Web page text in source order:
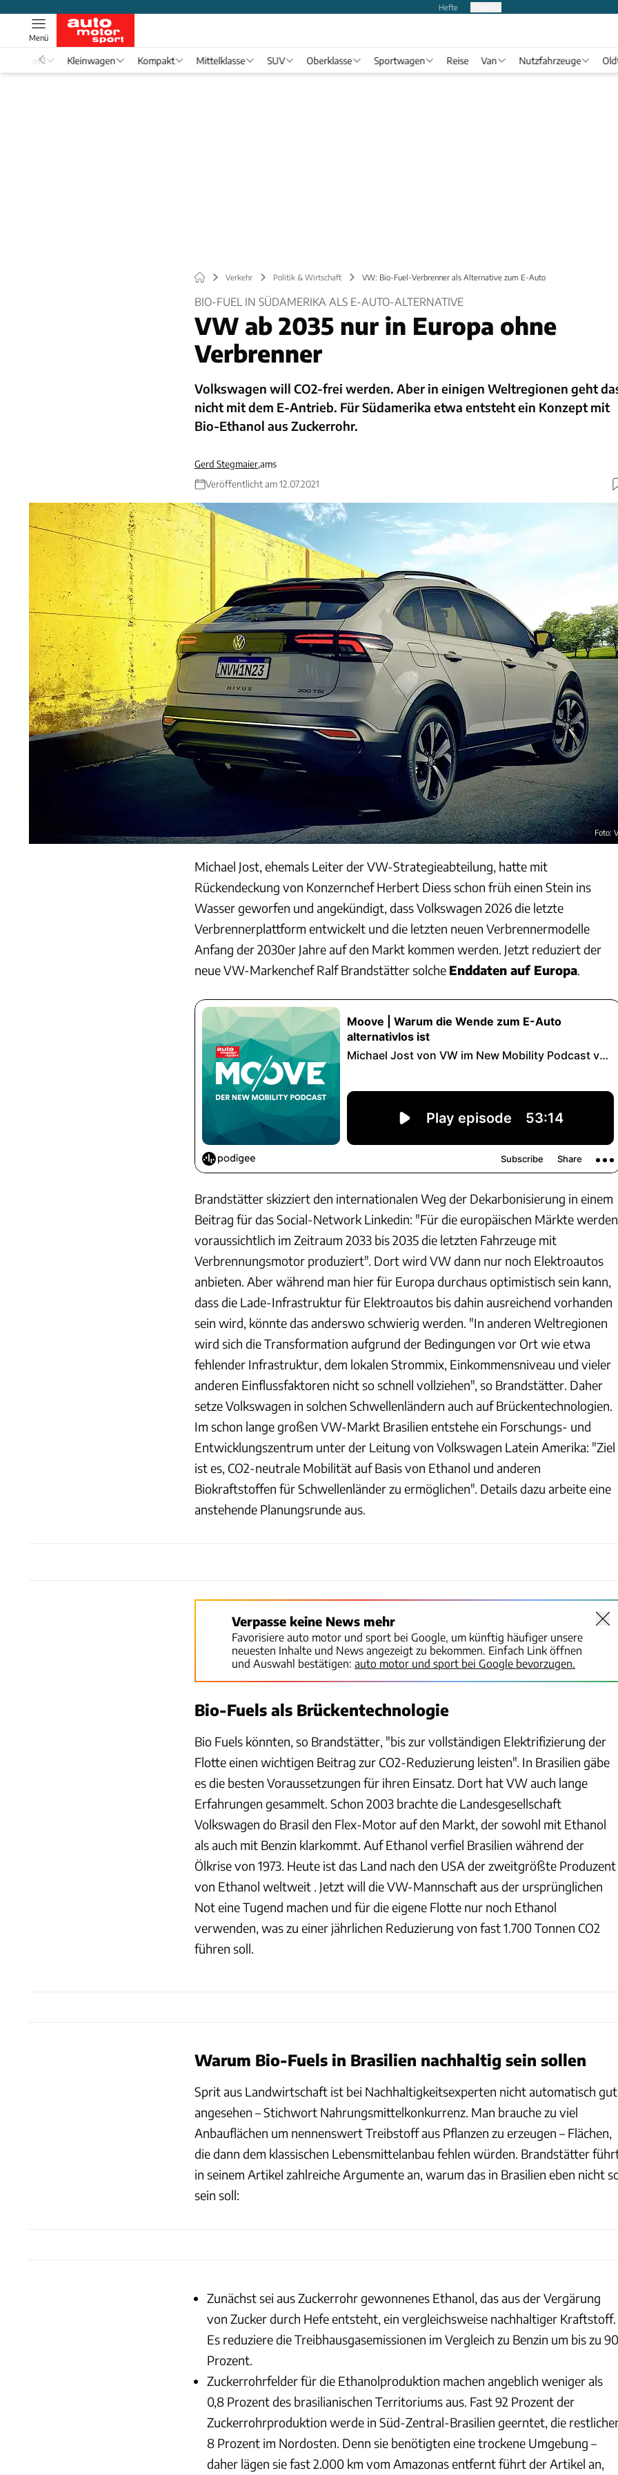
Hefte
Menü
Formel 1 Kleinwagen Kompakt Mittelklasse SUV Oberklasse Sportwagen Reise Van Nutzfahrzeuge
Verkehr Politik & Wirtschaft VW: Bio-Fuel-Verbrenner als Alternative zum E-Auto
BIO-FUEL IN SÜDAMERIKA ALS E-AUTO-ALTERNATIVE
VW ab 2035 nur in Europa ohne
Verbrenner
Volkswagen will CO2-frei werden. Aber in einigen Weltregionen geht
nicht mit dem E-Antrieb. Für Südamerika etwa entsteht ein Konzept mit
Bio-Ethanol aus Zuckerrohr.
Gerd Stegmaier,ams
Veröffentlicht am 12.07.2021
Foto:
Michael Jost, ehemals Leiter der VW-Strategieabteilung, hatte mit
Rückendeckung von Konzernchef Herbert Diess schon früh einen Stein ins
Wasser geworfen und angekündigt, dass Volkswagen 2026 die letzte
Verbrennerplattform entwickelt und die letzten neuen Verbrennermodelle
Anfang der 2030er Jahre auf den Markt kommen werden. Jetzt reduziert der
neue VW-Markenchef Ralf Brandstätter solche Enddaten auf Europa
Brandstätter skizziert den internationalen Weg der Dekarbonisierung in einem
Beitrag für das Social-Network Linkedin: "Für die europäischen Märkte werden
voraussichtlich im Zeitraum 2033 bis 2035 die letzten Fahrzeuge mit
Verbrennungsmotor produziert". Dort wird VW dann nur noch Elektroautos
anbieten. Aber während man hier für Europa durchaus optimistisch sein kann,
dass die Lade-Infrastruktur für Elektroautos bis dahin ausreichend vorhanden
sein wird, könnte das anderswo schwierig werden. "In anderen Weltregionen
wird sich die Transformation aufgrund der Bedingungen vor Ort wie etwa
fehlender Infrastruktur, dem lokalen Strommix, Einkommensniveau und vieler
anderen Einflussfaktoren nicht so schnell vollziehen", so Brandstätter. Daher
setze Volkswagen in solchen Schwellenländern auch auf Brückentechnologien.
Im schon lange großen VW-Markt Brasilien entstehe ein Forschungs- und
Entwicklungszentrum unter der Leitung von Volkswagen Latein Amerika: "Ziel
ist es, CO2-neutrale Mobilität auf Basis von Ethanol und anderen
Biokraftstoffen für Schwellenländer zu ermöglichen". Details dazu arbeite eine
anstehende Planungsrunde aus.
Verpasse keine News mehr
Favorisiere auto motor und sport bei Google, um künftig häufiger unsere
neuesten Inhalte und News angezeigt zu bekommen. Einfach Link öffnen
und Auswahl bestätigen: auto motor und sport bei Google bevorzugen.
Bio-Fuels als Brückentechnologie
Bio Fuels könnten, so Brandstätter, "bis zur vollständigen Elektrifizierung der
Flotte einen wichtigen Beitrag zur CO2-Reduzierung leisten". In Brasilien gäbe
es die besten Voraussetzungen für ihren Einsatz. Dort hat VW auch lange
Erfahrungen gesammelt. Schon 2003 brachte die Landesgesellschaft
Volkswagen do Brasil den Flex-Motor auf den Markt, der sowohl mit Ethanol
als auch mit Benzin klarkommt. Auf Ethanol verfiel Brasilien während der
Ölkrise von 1973. Heute ist das Land nach den USA der zweitgrößte Produzent
von Ethanol weltweit . Jetzt will die VW-Mannschaft aus der ursprünglichen
Not eine Tugend machen und für die eigene Flotte nur noch Ethanol
verwenden, was zu einer jährlichen Reduzierung von fast 1.700 Tonnen CO2
führen soll.
Warum Bio-Fuels in Brasilien nachhaltig sein sollen
Sprit aus Landwirtschaft ist bei Nachhaltigkeitsexperten nicht automatisch gut
angesehen – Stichwort Nahrungsmittelkonkurrenz. Man brauche zu viel
Anbauflächen um nennenswert Treibstoff aus Pflanzen zu erzeugen – Flächen,
die dann dem klassischen Lebensmittelanbau fehlen würden. Brandstätter
in seinem Artikel zahlreiche Argumente an, warum das in Brasilien eben nicht
sein soll:
Zunächst sei aus Zuckerrohr gewonnenes Ethanol, das aus der Vergärung
von Zucker durch Hefe entsteht, ein vergleichsweise nachhaltiger Kraftstoff.
Es reduziere die Treibhausgasemissionen im Vergleich zu Benzin um bis zu 90
Prozent.
Zuckerrohrfelder für die Ethanolproduktion machen angeblich weniger als
0,8 Prozent des brasilianischen Territoriums aus. Fast 92 Prozent der
Zuckerrohrproduktion werde in Süd-Zentral-Brasilien geerntet, die
8 Prozent im Nordosten. Denn sie benötigten eine trockene Umgebung –
daher lägen sie fast 2.000 km vom Amazonas entfernt führt der Artikel an,